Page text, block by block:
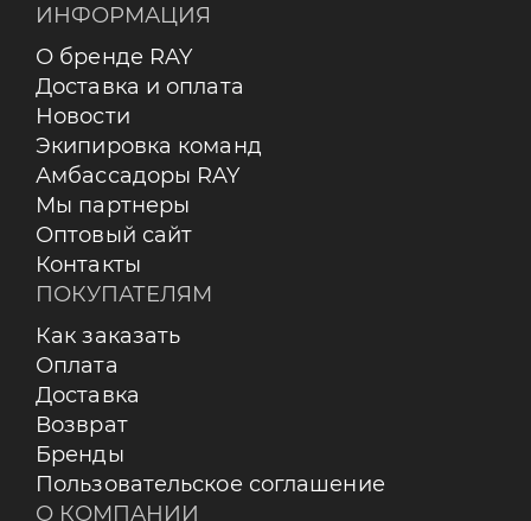
ИНФОРМАЦИЯ
О бренде RAY
Доставка и оплата
Новости
Экипировка команд
Амбассадоры RAY
Мы партнеры
Оптовый сайт
Контакты
ПОКУПАТЕЛЯМ
Как заказать
Оплата
Доставка
Возврат
Бренды
Пользовательское соглашение
О КОМПАНИИ